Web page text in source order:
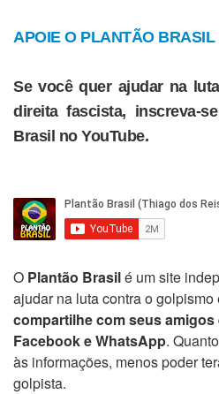
APOIE O PLANTÃO
Se você quer ajudar na
direita fascista, inscreva-
Brasil no YouTube.
O Plantão Brasilé um site
ajudar na luta contra o golpismo
compartilhe com seus
Facebook e WhatsApp.
às informações, menos poder
golpista.